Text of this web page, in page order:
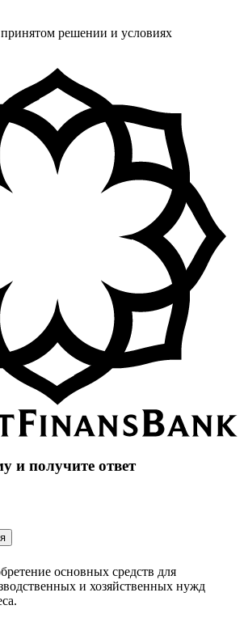
решении и условиях
и получите ответ
основных средств для
и хозяйственных нужд